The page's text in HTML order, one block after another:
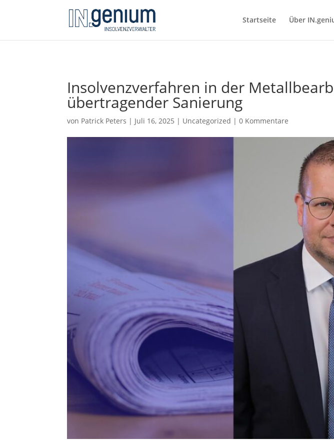
Startseite Über
Insolvenzverfahren in der
übertragender Sanierung
von Patrick Peters | Juli 16, 2025 | Uncategorized |0 Kommentare